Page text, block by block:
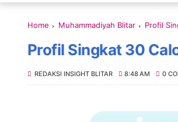
Home Muhammadiyah Blitar Profil
Profil Singkat 30
REDAKSI INSIGHT BLITAR 8:48 AM 0